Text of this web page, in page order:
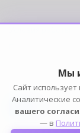
Мы
Сайт
Аналитические
вашего
— в